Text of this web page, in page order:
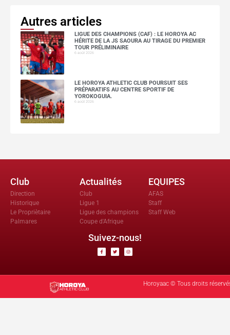
Autres articles
LIGUE DES CHAMPIONS (CAF) : LE HOROYA AC
HÉRITE DE LA JS SAOURA AU TIRAGE DU PREMIER
TOUR PRÉLIMINAIRE
6 août 2026
LE HOROYA ATHLETIC CLUB POURSUIT SES
PRÉPARATIFS AU CENTRE SPORTIF DE
YOROKOGUIA.
6 août 2026
Club
Direction
Historique
Le Propriètaire
Palmares
Actualités
Club
Ligue 1
Ligue des champions
Coupe d'Afrique
EQUIPES
AFAS
Staff
Staff Web
Suivez-nous!
Horoyaac © Tous droits